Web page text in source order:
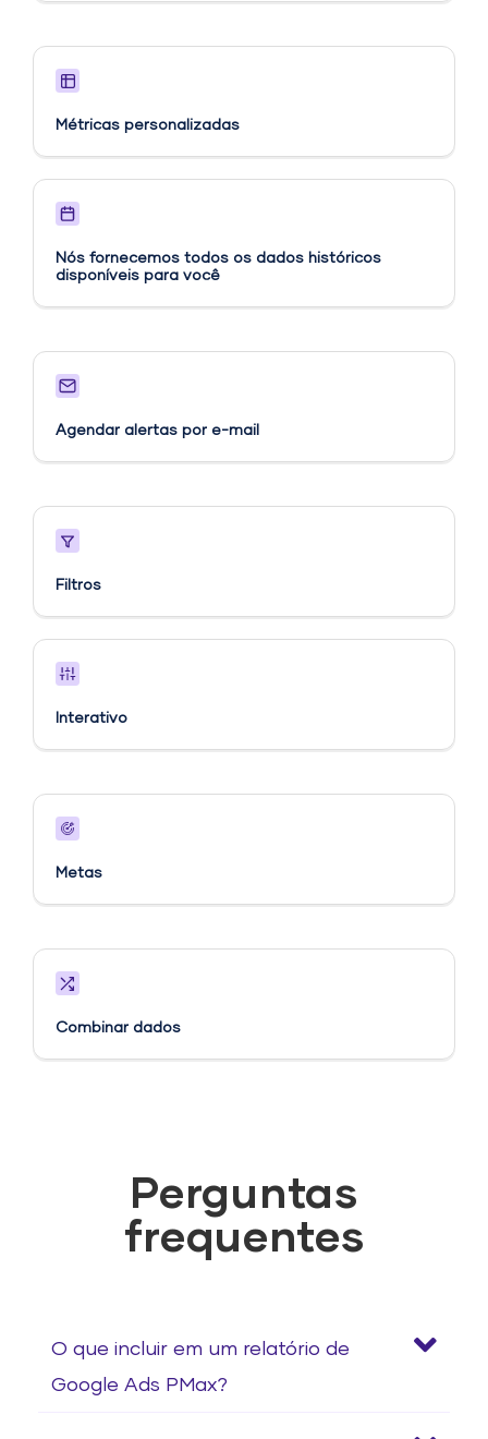
Métricas personalizadas​
Nós fornecemos todos os dados históricos
disponíveis para você
Agendar alertas por e-mail
Filtros
Interativo
Metas​
Combinar dados
Perguntas
frequentes
O que incluir em um relatório de
Google Ads PMax?